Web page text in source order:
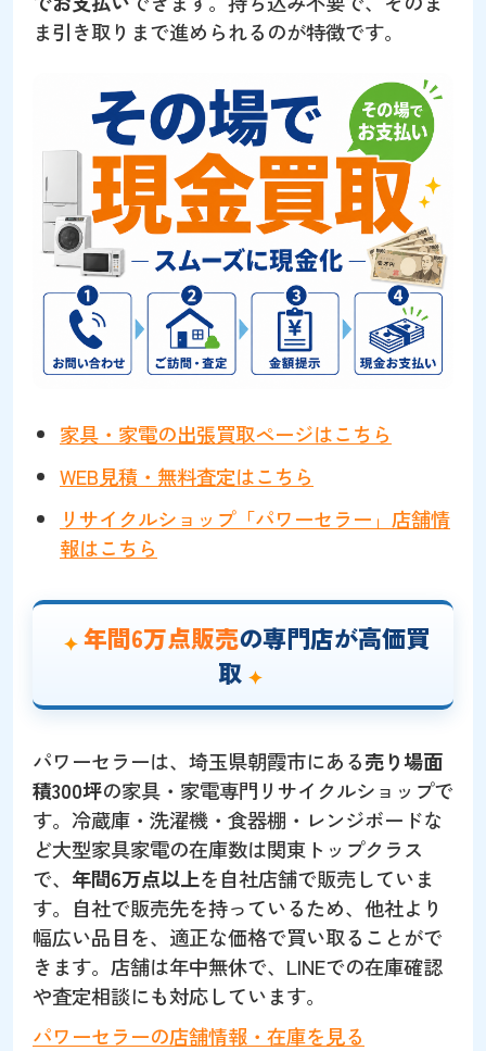
ま引き取りまで進められるのが特徴です。
家具・家電の出張買取ページはこちら
WEB見積・無料査定はこちら
リサイクルショップ「パワーセラー」店舗情
報はこちら
年間6万点販売の専門店が高価買
取
パワーセラーは、埼玉県朝霞市にある売り場面
積300坪の家具・家電専門リサイクルショップで
す。冷蔵庫・洗濯機・食器棚・レンジボードな
ど大型家具家電の在庫数は関東トップクラス
で、 年間6万点以上を自社店舗で販売していま
す。自社で販売先を持っているため、他社より
幅広い品目を、適正な価格で買い取ることがで
きます。店舗は年中無休で、LINEでの在庫確認
や査定相談にも対応しています。
パワーセラーの店舗情報・在庫を見る